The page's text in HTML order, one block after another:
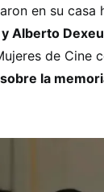
en su casa
Alberto
de Cine
la